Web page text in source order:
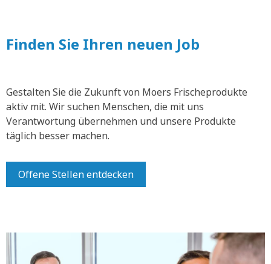
Finden Sie Ihren neuen Job
Gestalten Sie die Zukunft von Moers Frischeprodukte
aktiv mit. Wir suchen Menschen, die mit uns
Verantwortung übernehmen und unsere Produkte
täglich besser machen.
Offene Stellen entdecken